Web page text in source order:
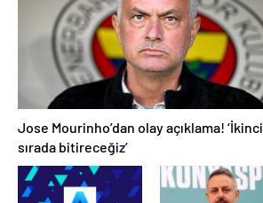
Jose Mourinho’dan olay açıklama! ‘İkinci
sırada bitireceğiz’